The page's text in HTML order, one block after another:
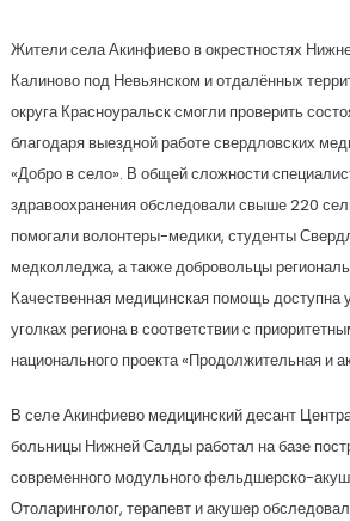
Жители села Акинфиево в окрестностях
Калиново под Невьянском и отдалённых
округа Красноуральск смогли проверить
благодаря выездной работе свердловских
«Добро в село». В общей сложности
здравоохранения обследовали свыше 220
помогали волонтеры-медики, студенты
медколледжа, а также добровольцы
Качественная медицинская помощь доступна
уголках региона в соответствии с
национального проекта «Продолжительная и
В селе Акинфиево медицинский десант
больницы Нижней Салды работал на базе
современного модульного фельдшерско-
Отоларинголог, терапевт и акушер